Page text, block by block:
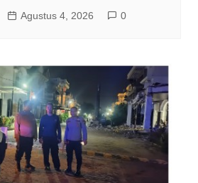
Agustus 4, 2026 0